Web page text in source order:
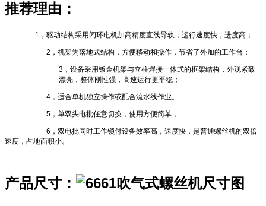
推荐理由：
1，驱动结构采用闭环电机加高精度直线导轨，运行速度快，进度高；
2，机架为落地式结构，方便移动和操作，节省了外加的工作台；
3，设备采用钣金机架与立柱焊接一体式的框架结构，外观紧致
漂亮，整体刚性强，高速运行更平稳；
4，适合单机独立操作或配合流水线作业。
5，单双头电批任意切换，使用方便简单，
6，双电批同时工作锁付设备效率高，速度快，是普通螺丝机的双倍
速度，占地面积小。
产品尺寸：